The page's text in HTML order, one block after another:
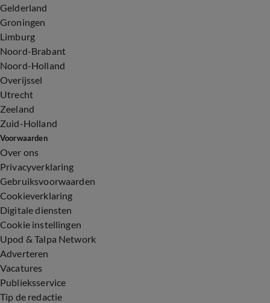
Gelderland
Groningen
Limburg
Noord-Brabant
Noord-Holland
Overijssel
Utrecht
Zeeland
Zuid-Holland
Voorwaarden
Over ons
Privacyverklaring
Gebruiksvoorwaarden
Cookieverklaring
Digitale diensten
Cookie instellingen
Upod & Talpa Network
Adverteren
Vacatures
Publieksservice
Tip de redactie